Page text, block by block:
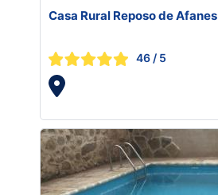
Casa Rural Reposo de Afanes
46 / 5